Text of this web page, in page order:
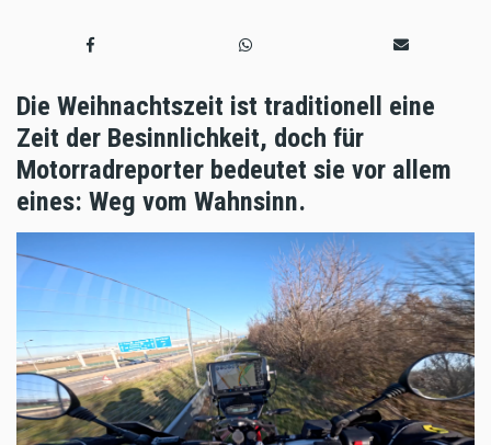
Die Weihnachtszeit ist traditionell eine
Zeit der Besinnlichkeit, doch für
Motorradreporter bedeutet sie vor allem
eines: Weg vom Wahnsinn.